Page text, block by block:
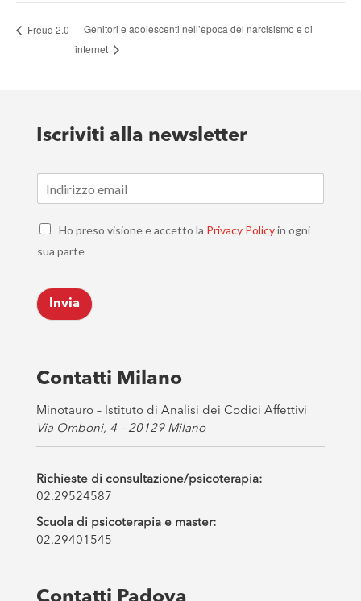
Freud 2.0
Genitori e adolescenti nell’epoca del narcisismo e di
internet
Iscriviti alla newsletter
m
*
C
e
k
b
o
s
*
Ho preso visione e accetto la Privacy Policyin ogni
sua parte
Invia
Contatti Milano
Minotauro – Istituto di Analisi dei Codici Affettivi
Via Omboni, 4 – 20129 Milano
Richieste di consultazione/psicoterapia:
02.29524587
Scuola di psicoterapia e master:
02.29401545